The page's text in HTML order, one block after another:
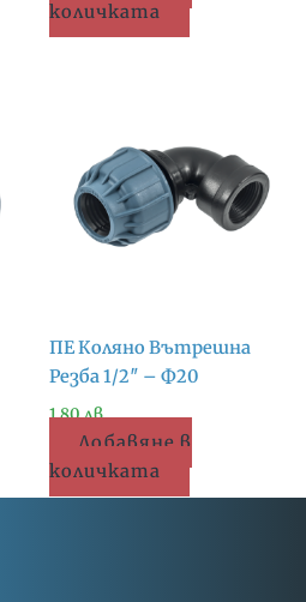
количката
ПЕ Коляно Вътрешна
Резба 1/2″ – Ф20
1.80лв.
Добавяне в
количката